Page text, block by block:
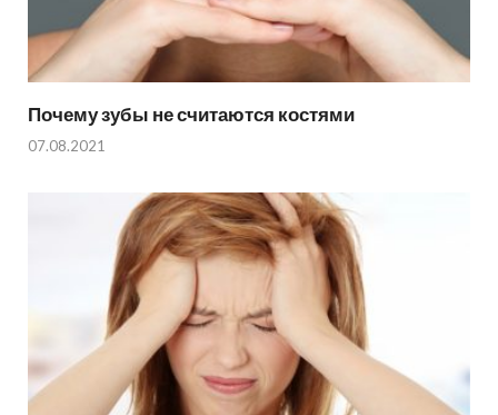
Почему зубы не считаются костями
07.08.2021